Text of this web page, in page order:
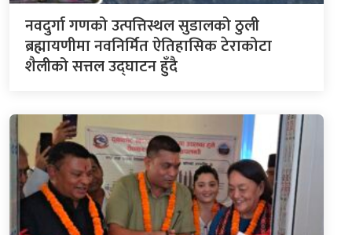
नवदुर्गा गणको उत्पत्तिस्थल सुडालको ठुली
ब्रह्मायणीमा नवनिर्मित ऐतिहासिक टेराकोटा
शैलीको सत्तल उद्घाटन हुँदै